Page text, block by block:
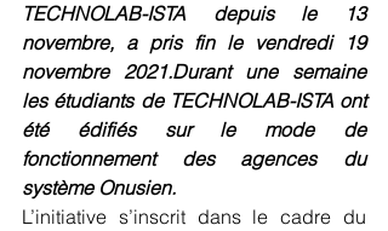
TECHNOLAB-ISTA depuis le 13
novembre, a pris fin le vendredi 19
novembre 2021.Durant une semaine
les étudiants de TECHNOLAB-ISTA ont
été édifiés sur le mode de
fonctionnement des agences du
système Onusien.
L’initiative s’inscrit dans le cadre du